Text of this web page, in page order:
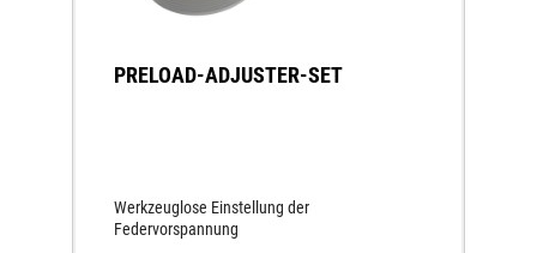
PRELOAD-ADJUSTER-SET
Werkzeuglose Einstellung der
Federvorspannung